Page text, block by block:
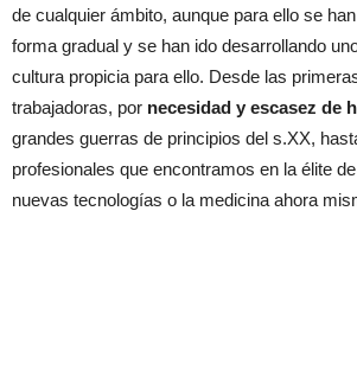
de cualquier ámbito, aunque para ello se
forma gradual y se han ido desarrollando
cultura propicia para ello. Desde las
trabajadoras, por necesidad y escasez de
grandes guerras de principios del s.XX,
profesionales que encontramos en la élite
nuevas tecnologías o la medicina ahora